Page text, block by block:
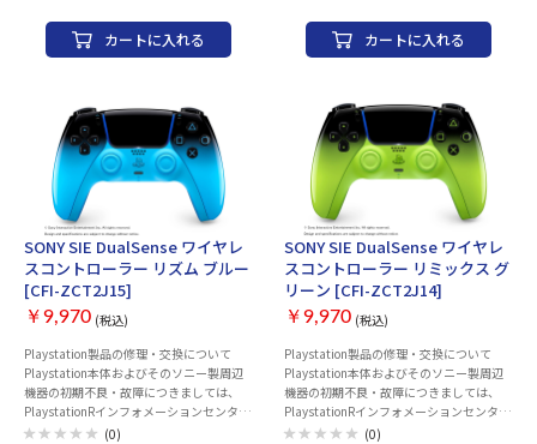
時間 充電端子：専用USB端子 最大外形寸
法：幅 114 mm × 高さ 106 mm × 奥行き
カートに入れる
せん。 また、お買い上げいただいた製品
の付属品の不足や欠品のお問合せも下記コ
ールセンターでお受けしています。
電話番号：0570-783-929(一部のIP電話の
場合 050-3754-9800) 受付時間 10:00 ～
18:00 同梱物： ・DualSense® ワイヤレス
コントローラー アイコン ブルー スペシャ
ルエディション ・取扱説明書
PlayStation®を象徴するカラーの限定コン
トローラーで、特別なプレイ体験を。 タ
ッチパッドに施された光沢のある
PlayStation®シェイプのパターンと、コン
トローラー全体を彩る独特なブルーとネイ
ビーのカラーリングが特徴。 ©Sony
Interactive Entertainment Inc. All rights
reserved. Design and specifications are
subject to change without notice.
カートに入れる
SONY SIE DualSense ワイヤレ
スコントローラー リズム ブルー
[CFI-ZCT2J15]
￥9,970 (税込)
Playstation製品の修理・交換について
Playstation本体およびそのソニー製周辺
機器の初期不良・故障につきましては、
PlaystationRインフォメーションセンター
までお問い合わせのほどお願いいたしま
(0)
SONY SIE DualSense ワイヤレ
スコントローラー リミックス グ
リーン [CFI-ZCT2J14]
￥9,970 (税込)
Playstation製品の修理・交換について
Playstation本体およびそのソニー製周辺
機器の初期不良・故障につきましては、
PlaystationRインフォメーションセンター
までお問い合わせのほどお願いいたしま
(0)